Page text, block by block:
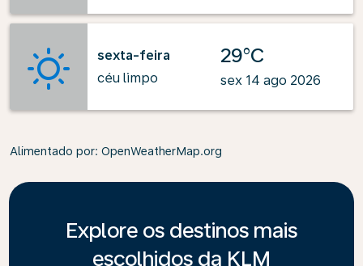
sexta-feira
céu limpo
29°C
sex 14 ago 2026
Alimentado por: OpenWeatherMap.org
Explore os destinos mais
escolhidos da KLM